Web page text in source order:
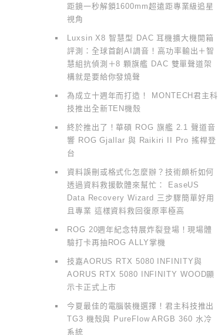
距鏡一秒解鎖1600mm超遠距專業級追星
視角
Luxsin X8 智慧型 DAC 耳機擴大機開箱
評測：全球首創AI調音！高功率輸出＋智
慧組抗偵測＋8 顆旗艦 DAC 雙單聲道架
構就是要給你發燒聲
為成立十週年而打造！ MONTECH君主科
技推出全新TEN機殼
終於推出了！華碩 ROG 旗艦 2.1 聲道音
響 ROG Gjallar 與 Raikiri II Pro 搖桿登
台
資料誤刪或格式化怎麼辦？技術頗析如何
透過資料救援軟體來幫忙： EaseUS
Data Recovery Wizard 三步驟簡單好用
且專業 這樣資料救回復原率極高
ROG 20週年紀念特展炸裂登場！現場體
驗打卡再抽ROG ALLY掌機
技嘉AORUS RTX 5080 INFINITY與
AORUS RTX 5080 INFINITY WOOD顯
示卡正式上市
今夏最佳的電腦裝機選擇！君主科技推出
TG3 機殼與 PureFlow ARGB 360 水冷
系統